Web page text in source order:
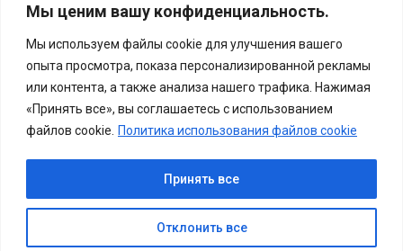
Мы ценим вашу конфиденциальность.
Мы используем файлы cookie для улучшения вашего
опыта просмотра, показа персонализированной рекламы
или контента, а также анализа нашего трафика. Нажимая
«Принять все», вы соглашаетесь с использованием
файлов cookie. Политика использования файлов cookie
Отклонить все
Принять все
КУПИТЬ БИЛЕТ